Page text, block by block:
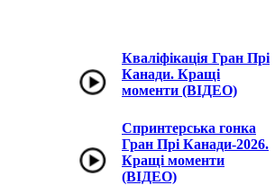
Кваліфікація Гран Прі
Канади. Кращі
моменти (ВІДЕО)
Спринтерська гонка
Гран Прі Канади-2026.
Кращі моменти
(ВІДЕО)